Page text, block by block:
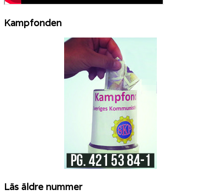
Kampfonden
Läs äldre nummer